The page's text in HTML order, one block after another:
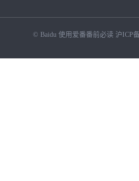
© Baidu 使用爱番番前必读 沪ICP